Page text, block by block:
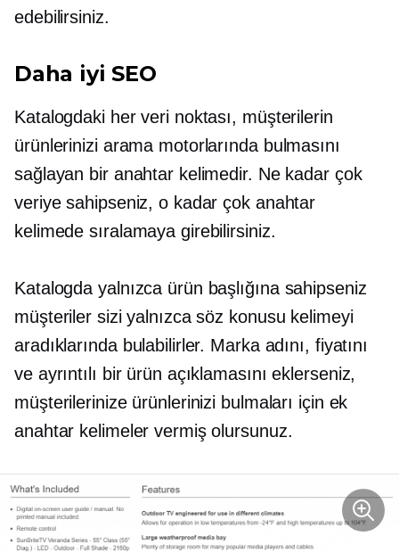
edebilirsiniz.
Daha iyi SEO
Katalogdaki her veri noktası, müşterilerin
ürünlerinizi arama motorlarında bulmasını
sağlayan bir anahtar kelimedir. Ne kadar çok
veriye sahipseniz, o kadar çok anahtar
kelimede sıralamaya girebilirsiniz.
Katalogda yalnızca ürün başlığına sahipseniz
müşteriler sizi yalnızca söz konusu kelimeyi
aradıklarında bulabilirler. Marka adını, fiyatını
ve ayrıntılı bir ürün açıklamasını eklerseniz,
müşterilerinize ürünlerinizi bulmaları için ek
anahtar kelimeler vermiş olursunuz.